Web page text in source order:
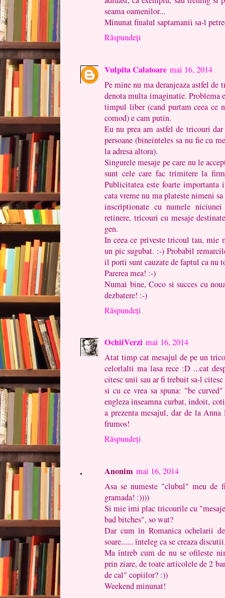
seama oamenilor...
Minunat finalul saptamanii sa-l
Răspundeți
Vulpita Calatoare mai 16, 2014
Pe mine nu ma deranjeaza astfel
denota multa imaginatie. Problema
timpul liber (cand purtam ceea ce
comod) e cam putin.
Eu nu prea am astfel de tricouri
persoane (bineinteles sa nu fie cu
la adresa altora).
Singurele mesaje pe care nu le
sunt cele care fac trimitere la
Publicitatea este foarte importanta
cata vreme nu ma plateste nimeni
inscriptionate cu numele
retinere, tricouri cu mesaje
gen.
In ceea ce priveste tricoul tau, mie
un pic sugubat. :-) Probabil
il porti sunt cauzate de faptul ca nu
Parerea mea! :-)
Numai bine, Coco si succes cu
dezbatere! :-)
Răspundeți
OchiiVerzi mai 16, 2014
Atat timp cat mesajul de pe un
celorlalti ma lasa rece :D ...cat
citesc unii sau ar fi trebuit sa-l
si cu ce vrea sa spuna: "be
engleza inseamna curbat, indoit,
a prezenta mesajul, dar de la
frumos!
Răspundeți
Anonim mai 16, 2014
Asa se numeste "clubul" meu de
gramada! :))))
Si mie imi plac tricourile cu
bad bitches", so wat?
Dar cum în Romanica ochelarii
soare...... înteleg ca se creaza
Ma întreb cum de nu se ofileste
prin ziare, de toate articolele de 2
de cal" copiilor? :))
Weekend minunat!